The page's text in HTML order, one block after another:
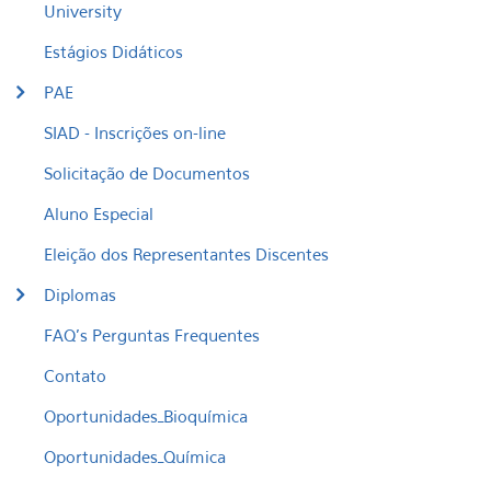
University
Estágios Didáticos
PAE
SIAD - Inscrições on-line
Solicitação de Documentos
Aluno Especial
Eleição dos Representantes Discentes
Diplomas
FAQ's Perguntas Frequentes
Contato
Oportunidades_Bioquímica
Oportunidades_Química